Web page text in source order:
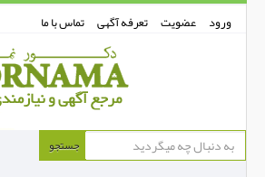
ورود عضویت تعرفه آگهی تماس با ما
دکورنما
جستجو